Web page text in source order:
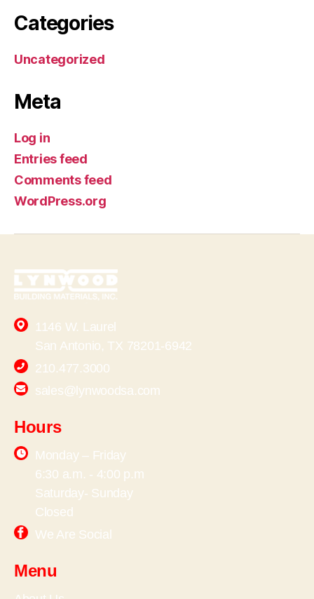
Categories
Uncategorized
Meta
Log in
Entries feed
Comments feed
WordPress.org
1146 W. Laurel
San Antonio, TX 78201-6942
210.477.3000
sales@lynwoodsa.com
Hours
Monday – Friday
6:30 a.m. - 4:00 p.m
Saturday- Sunday
Closed
We Are Social
Menu